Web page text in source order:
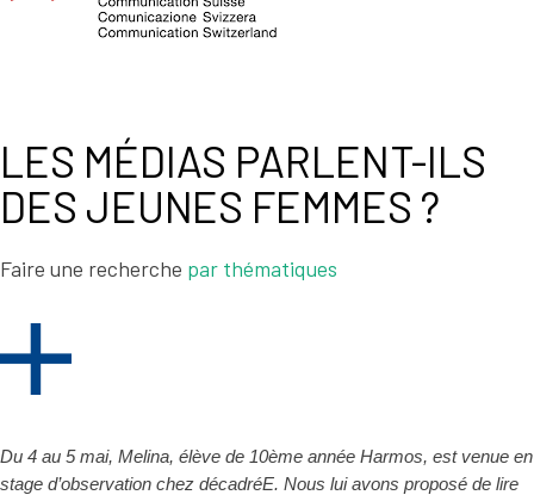
LES MÉDIAS PARLENT-ILS
DES JEUNES FEMMES ?
Faire une recherche par thématiques
Du 4 au 5 mai, Melina, élève de 10ème année Harmos, est venue en
stage d’observation chez décadréE. Nous lui avons proposé de lire